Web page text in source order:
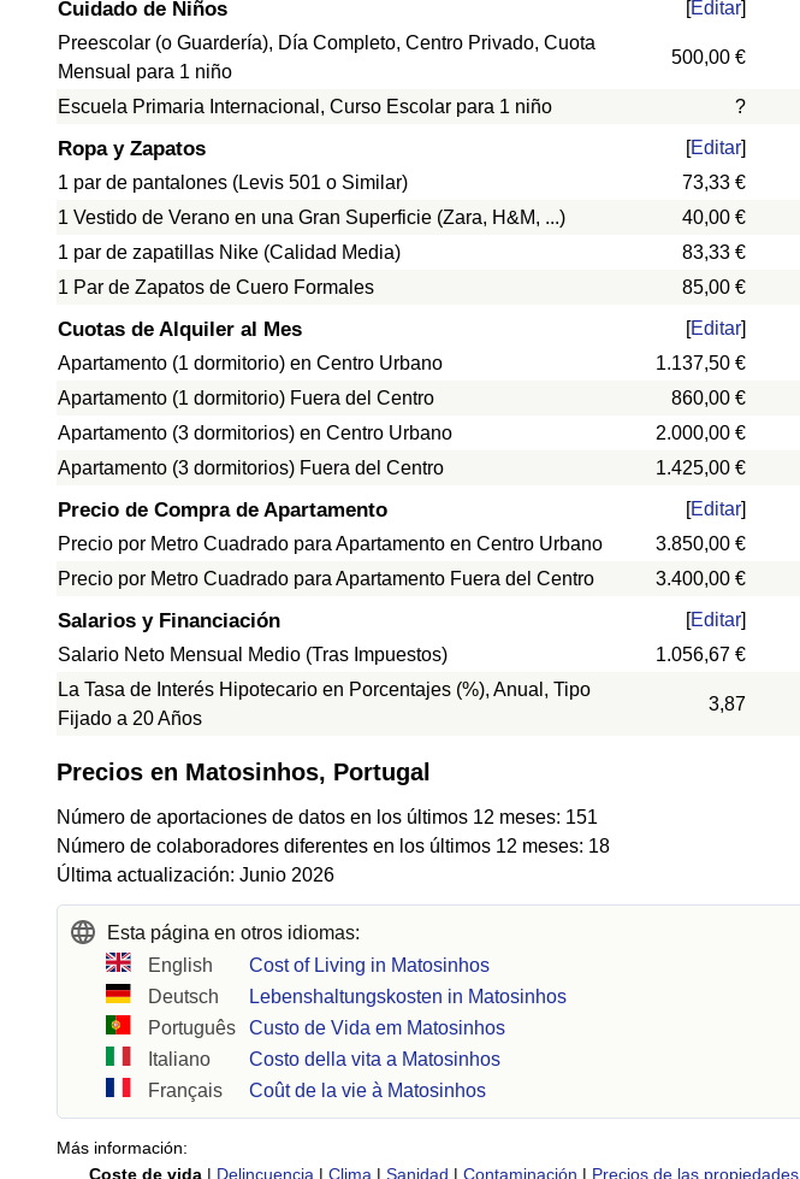
Cuidado de Niños [Editar]
Preescolar (o Guardería), Día Completo, Centro Privado, Cuota
Mensual para 1 niño
500,00 €
Escuela Primaria Internacional, Curso Escolar para 1 niño ?
Ropa y Zapatos [Editar]
1 par de pantalones (Levis 501 o Similar)
73,33 €
1 Vestido de Verano en una Gran Superficie (Zara, H&M, ...) 40,00 €
1 par de zapatillas Nike (Calidad Media) 83,33 €
1 Par de Zapatos de Cuero Formales 85,00 €
Cuotas de Alquiler al Mes [Editar]
Apartamento (1 dormitorio) en Centro Urbano
1.137,50 €
Apartamento (1 dormitorio) Fuera del Centro 860,00 €
Apartamento (3 dormitorios) en Centro Urbano 2.000,00 €
Apartamento (3 dormitorios) Fuera del Centro 1.425,00 €
Precio de Compra de Apartamento [Editar]
Precio por Metro Cuadrado para Apartamento en Centro Urbano
3.850,00 €
Precio por Metro Cuadrado para Apartamento Fuera del Centro 3.400,00 €
Salarios y Financiación [Editar]
Salario Neto Mensual Medio (Tras Impuestos)
1.056,67 €
La Tasa de Interés Hipotecario en Porcentajes (%), Anual, Tipo
Fijado a 20 Años
3,87
Precios en Matosinhos, Portugal
Número de aportaciones de datos en los últimos 12 meses: 151
Número de colaboradores diferentes en los últimos 12 meses: 18
Última actualización: Junio 2026
Esta página en otros idiomas:
English
Cost of Living in Matosinhos
Deutsch
Lebenshaltungskosten in Matosinhos
Português
Custo de Vida em Matosinhos
Italiano
Costo della vita a Matosinhos
Français
Coût de la vie à Matosinhos
Más información:
Coste de vida | Delincuencia | Clima | Sanidad | Contaminación | Precios de las propiedades